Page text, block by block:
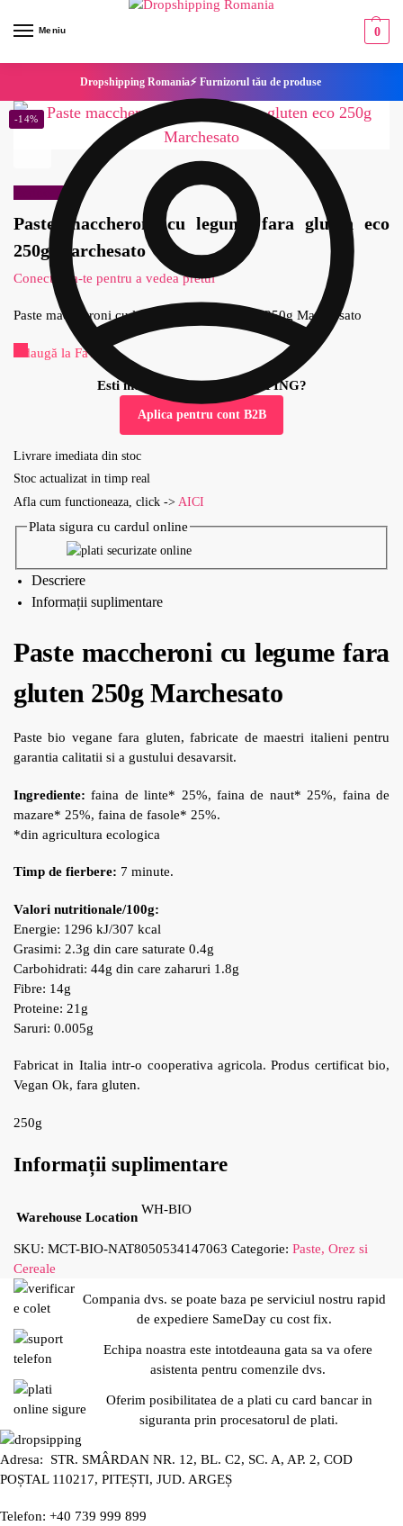
Meniu 0
Dropshipping Romania⚡ Furnizorul tău de produse
Reduceri!
Paste maccheroni cu legume fara gluten eco
250g Marchesato
Conecteaza-te pentru a vedea pretul
-14%
Paste maccheroni cu legume fara gluten eco 250g Marchesato
Adaugă la Favorite
Esti interesat de DROPSHIPPING?
Aplica pentru cont B2B
Livrare imediata din stoc
Stoc actualizat in timp real
Afla cum functioneaza, click -> AICI
Plata sigura cu cardul online
Descriere
Informații suplimentare
Paste maccheroni cu legume fara
gluten 250g Marchesato
Paste bio vegane fara gluten, fabricate de maestri italieni pentru
garantia calitatii si a gustului desavarsit.
Ingrediente: faina de linte* 25%, faina de naut* 25%, faina de
mazare* 25%, faina de fasole* 25%.
*din agricultura ecologica
Timp de fierbere: 7 minute.
Valori nutritionale/100g:
Energie: 1296 kJ/307 kcal
Grasimi: 2.3g din care saturate 0.4g
Carbohidrati: 44g din care zaharuri 1.8g
Fibre: 14g
Proteine: 21g
Saruri: 0.005g
Fabricat in Italia intr-o cooperativa agricola. Produs certificat bio,
Vegan Ok, fara gluten.
250g
Informații suplimentare
Warehouse Location
WH-BIO
SKU: MCT-BIO-NAT8050534147063 Categorie: Paste, Orez si
Cereale
Compania dvs. se poate baza pe serviciul nostru rapid
de expediere SameDay cu cost fix.
Echipa noastra este intotdeauna gata sa va ofere
asistenta pentru comenzile dvs.
Oferim posibilitatea de a plati cu card bancar in
siguranta prin procesatorul de plati.
Adresa: STR. SMÂRDAN NR. 12, BL. C2, SC. A, AP. 2, COD
POȘTAL 110217, PITEȘTI, JUD. ARGEȘ
Telefon: +40 739 999 899